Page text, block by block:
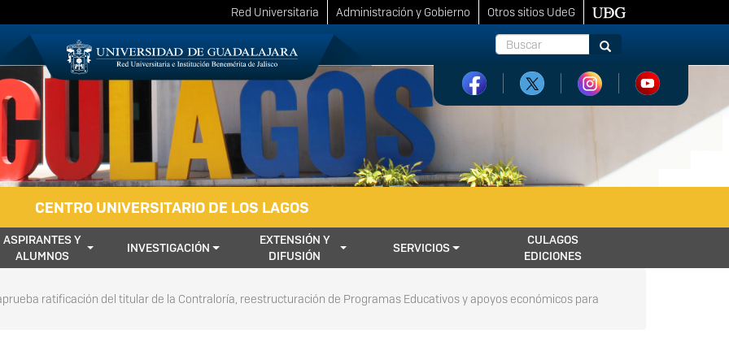
Red Universitaria Administración y Gobierno
Otros sitios UdeG
Buscar
Buscar
CENTRO UNIVERSITARIO DE LOS LAGOS
ASPIRANTES Y
ALUMNOS
INVESTIGACIÓN
EXTENSIÓN Y
DIFUSIÓN
SERVICIOS
CULAGOS
EDICIONES
ratificación del titular de la Contraloría, reestructuración de Programas Educativos y apoyos económicos para